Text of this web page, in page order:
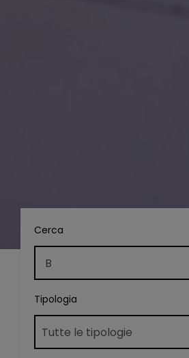
Cerca
Tipologia